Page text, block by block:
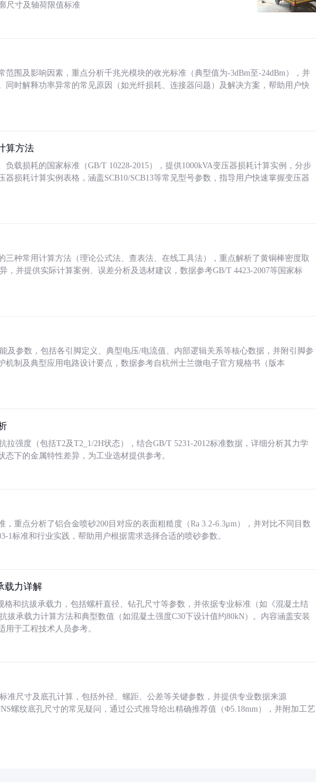
尺寸及轴荷限值标准
范围及影响因素，重点分析千兆光模块的收光标准（典型值为-3dBm至-24dBm），并
同时解释功率异常的常见原因（如光纤损耗、连接器问题）及解决方案，帮助用户快
算方法
载损耗的国家标准（GB/T 10228-2015），提供1000kVA变压器损耗计算实例，分步
损耗计算实例表格，涵盖SCB10/SCB13等常见型号参数，指导用户快速掌握变压器
三种常用计算方法（理论公式法、查表法、在线工具法），重点解析了黄铜棒密度取
，并提供实际计算案例、误差分析及选材建议，数据参考GB/T 4423-2007等国家标
及参数，包括各引脚定义、典型电压/电流值、内部逻辑关系等核心数据，并附引脚参
机制及典型应用电路设计要点，数据参考自杭州士兰微电子官方规格书（版本
拉强度（包括T2及T2_1/2H状态），结合GB/T 5231-2012标准数据，详细分析其力学
下的金属特性差异，为工业选材提供参考。
重点分析了铝合金喷砂200目对应的表面粗糙度（Ra 3.2-6.3μm），并对比不同目数
1标准和行业实践，帮助用户根据需求选择合适的喷砂参数。
载力详解
格和抗拔承载力，包括螺杆直径、钻孔尺寸等参数，并依据专业标准（如《混凝土结
拔承载力计算方法和典型数值（如混凝土强度C30下设计值约80kN）。内容涵盖安装
于工程技术人员参考。
准尺寸及底孔计算，包括外径、螺距、公差等关键参数，并提供专业数据来源
螺纹底孔尺寸的常见疑问，通过公式推导给出精确推荐值（Φ5.18mm），并附加工艺